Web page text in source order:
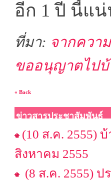
อีก 1 ปี นี้แ
ที่มา: จากควา
ขออนุญาตไป
« Back
ข่าวสารประชาสัมพันธ์
(10 ส.ค. 2555)
สิงหาคม 2555
(8 ส.ค. 2555)